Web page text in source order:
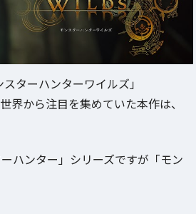
ターハンターワイルズ」
から注目を集めていた本作は、
ハンター」シリーズですが「モン